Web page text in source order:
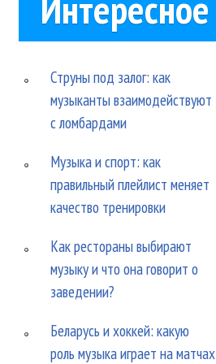
Струны под залог: как
музыканты взаимодействуют
с ломбардами
Музыка и спорт: как
правильный плейлист меняет
качество тренировки
Как рестораны выбирают
музыку и что она говорит о
заведении?
Беларусь и хоккей: какую
роль музыка играет на матчах